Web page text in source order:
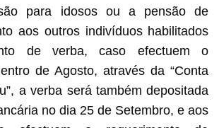
para idosos ou a pensão de
aos outros indivíduos habilitados
de verba, caso efectuem o
de Agosto, através da “Conta
a verba será também depositada
no dia 25 de Setembro, e aos